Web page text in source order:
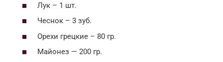
Лук – 1 шт.
Чеснок – 3 зуб.
Орехи грецкие – 80 гр.
Майонез — 200 гр.